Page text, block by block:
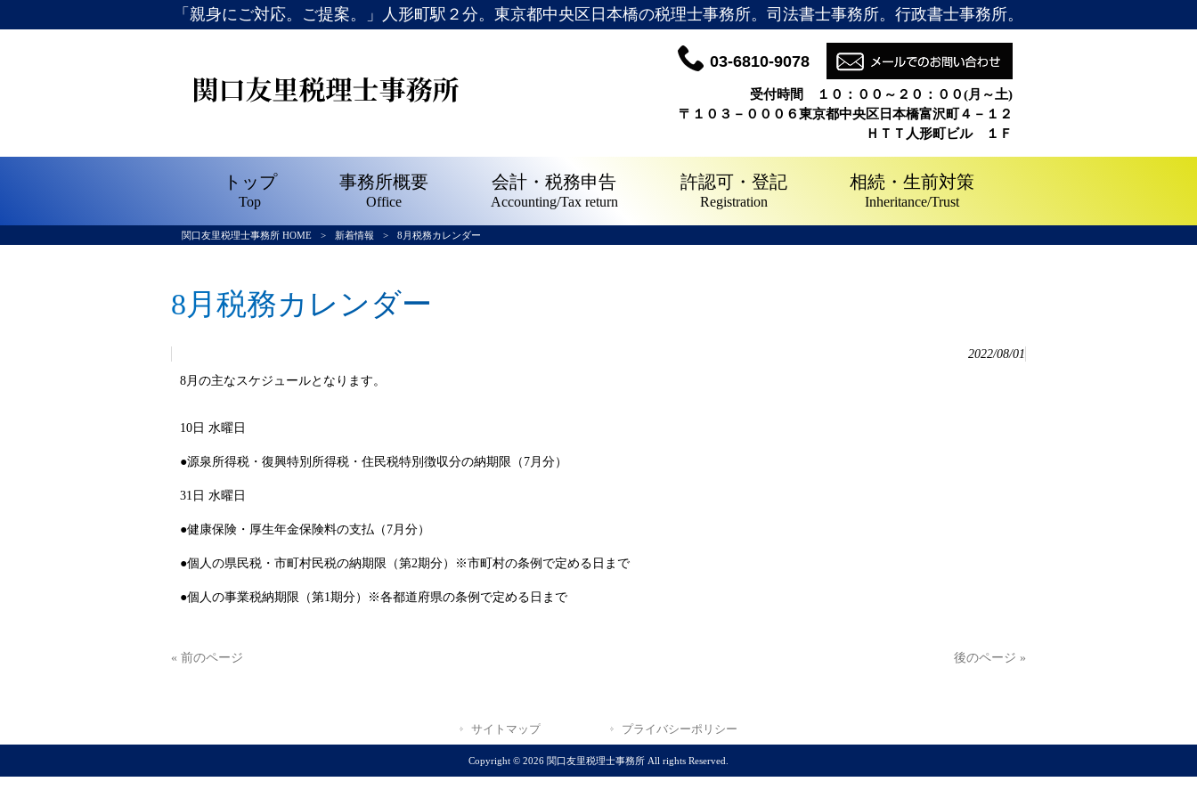
「親身にご対応。ご提案。」人形町駅２分。東京都中央区日本橋の税理士事務所。司法書士事務所。行政書士事務所。
03-6810-9078
受付時間 １０：００～２０：００(月～土)
〒１０３－０００６東京都中央区日本橋富沢町４－１２
ＨＴＴ人形町ビル １Ｆ
トップ
Top
事務所概要
Office
会計・税務申告
Accounting/Tax return
許認可・登記
Registration
相続・生前対策
Inheritance/Trust
関口友里税理士事務所 HOME > 新着情報 > 8月税務カレンダー
8月税務カレンダー
2022/08/01
8月の主なスケジュールとなります。
10日 水曜日
●源泉所得税・復興特別所得税・住民税特別徴収分の納期限（7月分）
31日 水曜日
●健康保険・厚生年金保険料の支払（7月分）
●個人の県民税・市町村民税の納期限（第2期分）※市町村の条例で定める日まで
●個人の事業税納期限（第1期分）※各都道府県の条例で定める日まで
« 前のページ 後のページ »
サイトマップ プライバシーポリシー
Copyright © 2026 関口友里税理士事務所 All rights Reserved.